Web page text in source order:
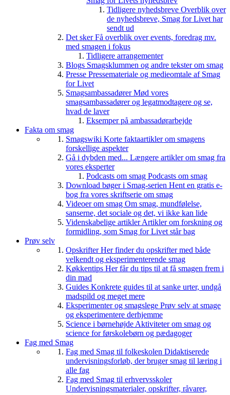
Tidligere nyhedsbreve Overblik over
de nyhedsbreve, Smag for Livet har
sendt ud
Det skerFå overblik over events, foredrag mv.
med smagen i fokus
Tidligere arrangementer
Blogs Smagsklummen og andre tekster om smag
Presse Pressemateriale og medieomtale af Smag
for Livet
SmagsambassadørerMød vores
smagsambassadører og legatmodtagere og se,
hvad de laver
Eksemper på ambassadørarbejde
Fakta om smag
Smagswiki Korte faktaartikler om smagens
forskellige aspekter
Gå i dybden med... Længere artikler om smag fra
vores eksperter
Podcasts om smag Podcasts om smag
Download bøger i Smag-serien Hent en gratis e-
bog fra vores skriftserie om smag
Videoer om smag Om smag, mundfølelse,
sanserne, det sociale og det, vi ikke kan lide
Videnskabelige artiklerArtikler om forskning og
formidling, som Smag for Livet står bag
Prøv selv
OpskrifterHer finder du opskrifter med både
velkendt og eksperimenterende smag
Køkkentips Her får du tips til at få smagen frem i
din mad
Guides Konkrete guides til at sanke urter, undgå
madspild og meget mere
Eksperimenter og smagslege Prøv selv at smage
og eksperimentere derhjemme
Science i børnehøjde Aktiviteter om smag og
science for førskolebørn og pædagoger
Fag med Smag
Fag med Smag til folkeskolen Didaktiserede
undervisningsforløb, der bruger smag til læring i
alle fag
Fag med Smag til erhvervsskoler
Undervisningsmaterialer, opskrifter, råvarer,